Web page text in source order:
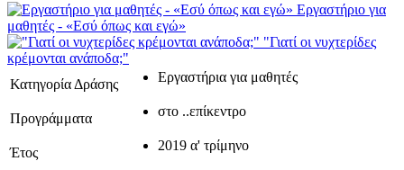
Εργαστήριο για
μαθητές - «Εσύ όπως και εγώ»
"Γιατί οι νυχτερίδες
κρέμονται ανάποδα;"
Κατηγορία Δράσης
Εργαστήρια για μαθητές
Προγράμματα στο ..επίκεντρο
Έτος 2019 α' τρίμηνο